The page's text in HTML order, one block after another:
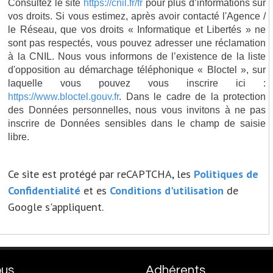
Consultez le site https://cnil.fr/frpour plus d’informations sur
vos droits. Si vous estimez, après avoir contacté l'Agence /
le Réseau, que vos droits « Informatique et Libertés » ne
sont pas respectés, vous pouvez adresser une réclamation
à la CNIL. Nous vous informons de l’existence de la liste
d'opposition au démarchage téléphonique « Bloctel », sur
laquelle vous pouvez vous inscrire ici :
https://www.bloctel.gouv.fr. Dans le cadre de la protection
des Données personnelles, nous vous invitons à ne pas
inscrire de Données sensibles dans le champ de saisie
libre.
Ce site est protégé par reCAPTCHA, les Politiques de
Confidentialité et es Conditions d'utilisation de
Google s'appliquent.
Adhérents